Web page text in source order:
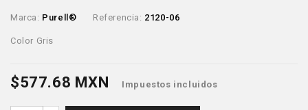
Marca: Purell® Referencia: 2120-06
Color Gris
$577.68 MXN Impuestos incluidos